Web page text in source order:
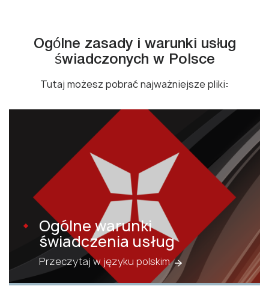
Ogólne zasady i warunki usług
świadczonych w Polsce
Tutaj możesz pobrać najważniejsze pliki:
Ogólne warunki
świadczenia usług
Przeczytaj w języku polskim